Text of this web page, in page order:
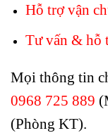
Hỗ trợ vận
Tư vấn & hỗ
Mọi thông tin
0968 725 889
(Phòng KT).